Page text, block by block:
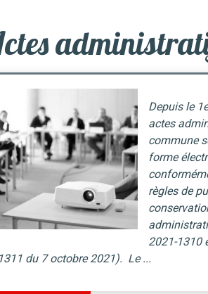
Depuis le
actes
commune
forme
règles de
2021-1310
1311 du 7 octobre 2021). Le ...